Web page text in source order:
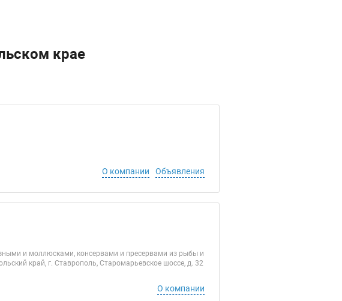
крае
О компании Объявления
и моллюсками, консервами и пресервами из рыбы и
край, г. Ставрополь, Старомарьевское шоссе, д. 32
О компании